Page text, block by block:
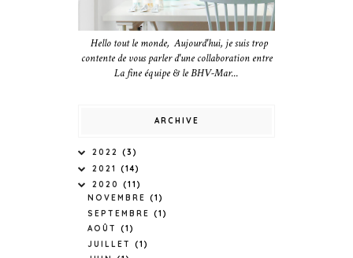
Hello tout le monde, Aujourd'hui, je suis trop
contente de vous parler d'une collaboration entre
La fine équipe & le BHV-Mar...
ARCHIVE
2022 (3)
2021 (14)
2020 (11)
NOVEMBRE (1)
SEPTEMBRE (1)
AOÛT (1)
JUILLET (1)